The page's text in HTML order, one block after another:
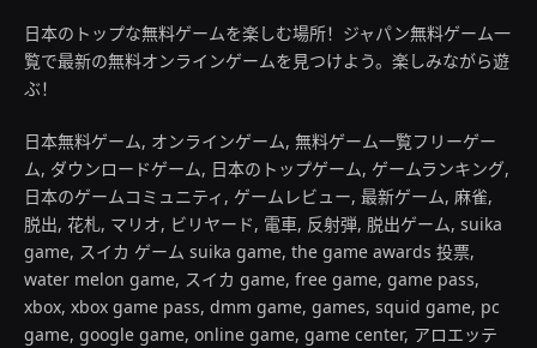
日本のトップな無料ゲームを楽しむ場所！ジャパン無料ゲーム一
覧で最新の無料オンラインゲームを見つけよう。楽しみながら遊
ぶ！
日本無料ゲーム, オンラインゲーム, 無料ゲーム一覧フリーゲー
ム, ダウンロードゲーム, 日本のトップゲーム, ゲームランキング,
日本のゲームコミュニティ, ゲームレビュー, 最新ゲーム, 麻雀,
脱出, 花札, マリオ, ビリヤード, 電車, 反射弾, 脱出ゲーム, suika
game, スイカ ゲーム suika game, the game awards 投票,
water melon game, スイカ game, free game, game pass,
xbox, xbox game pass, dmm game, games, squid game, pc
game, google game, online game, game center, アロエッテ